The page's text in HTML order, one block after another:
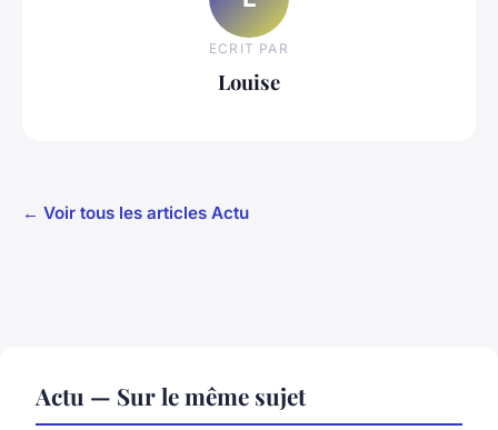
ECRIT PAR
Louise
← Voir tous les articles Actu
Actu — Sur le même sujet